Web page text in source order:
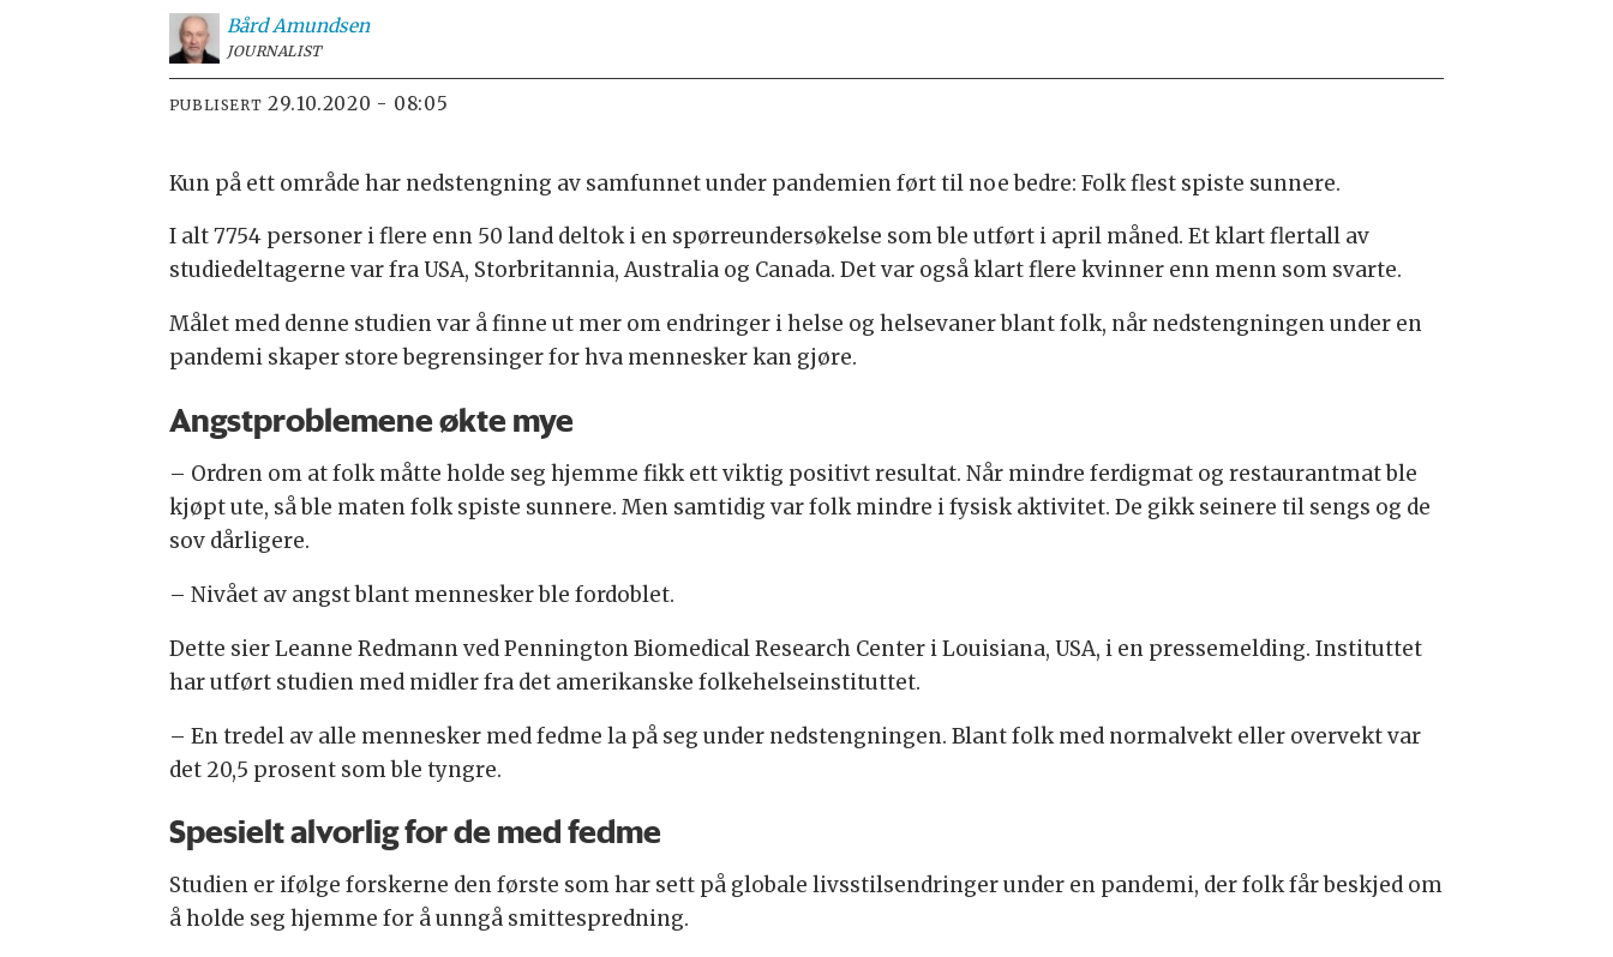
Bård Amundsen
JOURNALIST
PUBLISERT 29.10.2020 - 08:05
Kun på ett område har nedstengning av samfunnet under pandemien ført til noe bedre: Folk flest spiste sunnere.
I alt 7754 personer i flere enn 50 land deltok i en spørreundersøkelse som ble utført i april måned. Et klart flertall av
studiedeltagerne var fra USA, Storbritannia, Australia og Canada. Det var også klart flere kvinner enn menn som svarte.
Målet med denne studien var å finne ut mer om endringer i helse og helsevaner blant folk, når nedstengningen under en
pandemi skaper store begrensinger for hva mennesker kan gjøre.
Angstproblemene økte mye
– Ordren om at folk måtte holde seg hjemme fikk ett viktig positivt resultat. Når mindre ferdigmat og restaurantmat ble
kjøpt ute, så ble maten folk spiste sunnere. Men samtidig var folk mindre i fysisk aktivitet. De gikk seinere til sengs og de
sov dårligere.
– Nivået av angst blant mennesker ble fordoblet.
Dette sier Leanne Redmann ved Pennington Biomedical Research Center i Louisiana, USA, i en pressemelding. Instituttet
har utført studien med midler fra det amerikanske folkehelseinstituttet.
– En tredel av alle mennesker med fedme la på seg under nedstengningen. Blant folk med normalvekt eller overvekt var
det 20,5 prosent som ble tyngre.
Spesielt alvorlig for de med fedme
Studien er ifølge forskerne den første som har sett på globale livsstilsendringer under en pandemi, der folk får beskjed om
å holde seg hjemme for å unngå smittespredning.